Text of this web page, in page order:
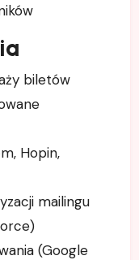
biletów
Hopin,
mailingu
(Google